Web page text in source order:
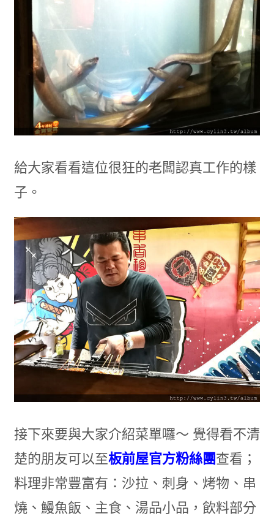
給大家看看這位很狂的老闆認真工作的樣
子。
接下來要與大家介紹菜單囉～ 覺得看不清
楚的朋友可以至板前屋官方粉絲團查看；
料理非常豐富有：沙拉、刺身、烤物、串
燒、鰻魚飯、主食、湯品小品，飲料部分